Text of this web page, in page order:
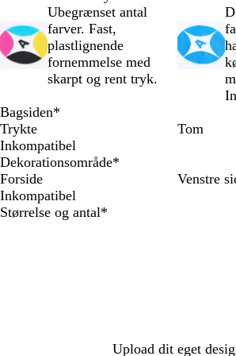
panorere panorere
f
d
Ubegrænset antal
farver. Fast,
plastlignende
fornemmelse med
skarpt og rent tryk.
Bagsiden*
Trykte
Inkompatibel
Tom
Dekorationsområde*
Forside
Inkompatibel
Venstre
Størrelse og antal*
Upload dit eget